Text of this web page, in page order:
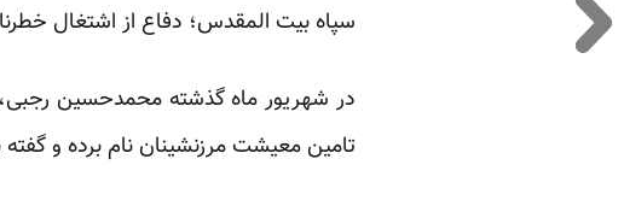
سپاه بیت المقدس؛ دفاع از اشتغال
در شهریور ماه گذشته محمدحسین رجبی،
تامین معیشت مرزنشینان نام برده و